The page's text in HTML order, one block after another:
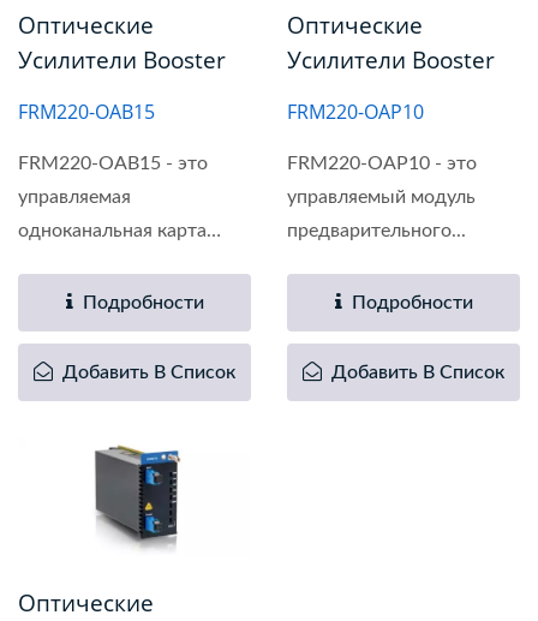
Оптические
Усилители Booster
FRM220-OAB15
FRM220-OAB15 - это
управляемая
одноканальная карта
Подробности
Добавить В Список
Оптические
Усилители Booster
FRM220-OAP10
FRM220-OAP10 - это
управляемый модуль
предварительного...
Подробности
Добавить В Список
Оптические